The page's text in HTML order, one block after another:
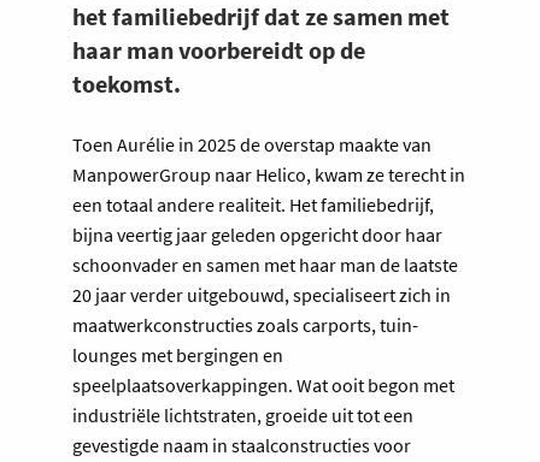
het familiebedrijf dat ze samen met
haar man voorbereidt op de
toekomst.
Toen Aurélie in 2025 de overstap maakte van
ManpowerGroup naar Helico, kwam ze terecht in
een totaal andere realiteit. Het familiebedrijf,
bijna veertig jaar geleden opgericht door haar
schoonvader en samen met haar man de laatste
20 jaar verder uitgebouwd, specialiseert zich in
maatwerkconstructies zoals carports, tuin-
lounges met bergingen en
speelplaatsoverkappingen. Wat ooit begon met
industriële lichtstraten, groeide uit tot een
gevestigde naam in staalconstructies voor